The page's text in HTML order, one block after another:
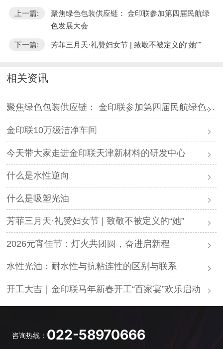
上一篇:
聚焦绿色包装供应链： 金印联参加第四届民航绿
色发展大会
下一篇: 芳菲三月天·礼赞妇女节 | 致敬不被定义的“她”"
相关资讯
聚焦绿色包装供应链： 金印联参加第四届民航绿色发展大会
金印联10万级洁净车间
今天带大家走进金印联天津新材料的研发中心
什么是水性逆向
什么是吸塑光油
芳菲三月天·礼赞妇女节 | 致敬不被定义的“她”
2026元宵佳节：灯火共团圆，奋进启新程
水性光油：耐水性与抗粘连性的区别与联系
开工大吉｜金印联马年新春开工“百家宴”欢乐启动
咨询热线： 022-58970666